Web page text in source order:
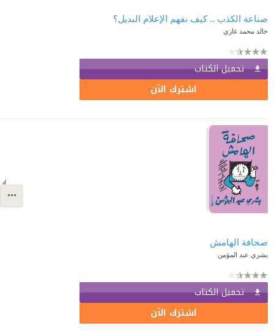
صناعة الكذب .. كيف نفهم الإعلام البديل؟
خالد محمد غازي
تحميل الكتاب
اشترك الآن
صحافة الهامش
بشري عبد المؤمن
تحميل الكتاب
اشترك الآن